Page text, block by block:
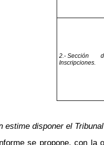
2.- Sección
Inscripciones.
estime disponer el Tribunal
se propone, con la